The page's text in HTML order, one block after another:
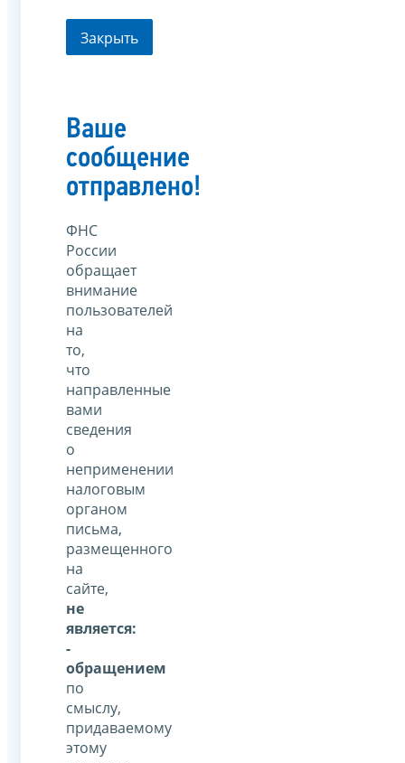
Закрыть
Ваше
сообщение
отправлено!
ФНС
России
обращает
внимание
пользователей
на
то,
что
направленные
вами
сведения
о
неприменении
налоговым
органом
письма,
размещенного
на
сайте,
не
является:
-
обращением
по
смыслу,
придаваемому
этому